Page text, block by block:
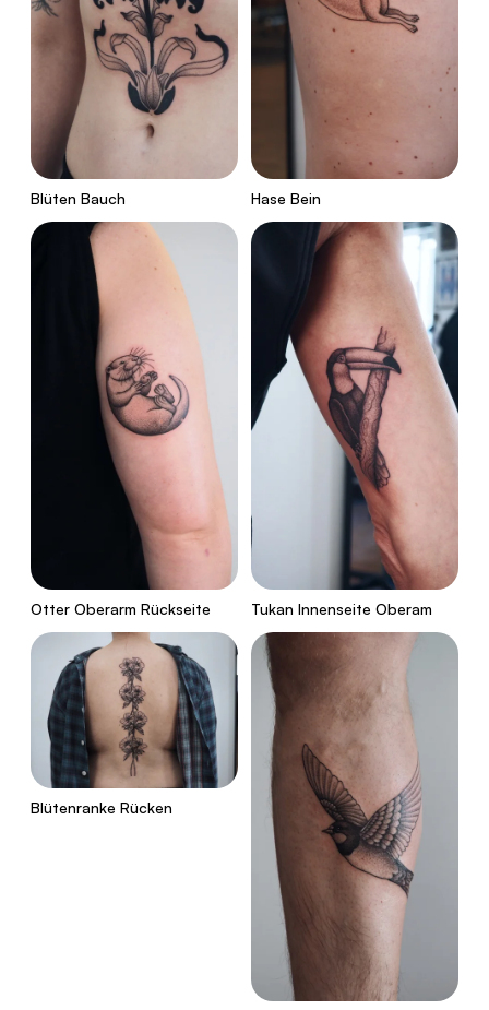
Blüten Bauch Hase Bein
Otter Oberarm Rückseite Tukan Innenseite Oberam
Blütenranke Rücken